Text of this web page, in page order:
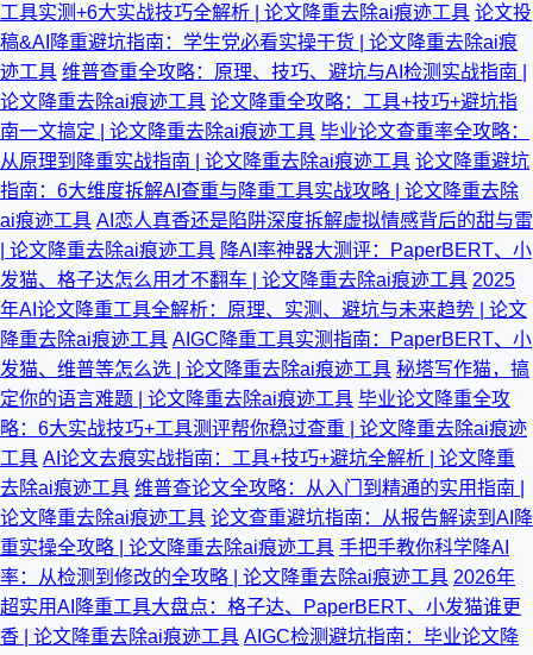
工具实测+6大实战技巧全解析 | 论文降重去除ai痕迹工具 论文投
稿&AI降重避坑指南：学生党必看实操干货 | 论文降重去除ai痕
迹工具 维普查重全攻略：原理、技巧、避坑与AI检测实战指南 |
论文降重去除ai痕迹工具 论文降重全攻略：工具+技巧+避坑指
南一文搞定 | 论文降重去除ai痕迹工具 毕业论文查重率全攻略：
从原理到降重实战指南 | 论文降重去除ai痕迹工具 论文降重避坑
指南：6大维度拆解AI查重与降重工具实战攻略 | 论文降重去除
ai痕迹工具 AI恋人真香还是陷阱深度拆解虚拟情感背后的甜与雷
| 论文降重去除ai痕迹工具 降AI率神器大测评：PaperBERT、小
发猫、格子达怎么用才不翻车 | 论文降重去除ai痕迹工具 2025
年AI论文降重工具全解析：原理、实测、避坑与未来趋势 | 论文
降重去除ai痕迹工具 AIGC降重工具实测指南：PaperBERT、小
发猫、维普等怎么选 | 论文降重去除ai痕迹工具 秘塔写作猫，搞
定你的语言难题 | 论文降重去除ai痕迹工具 毕业论文降重全攻
略：6大实战技巧+工具测评帮你稳过查重 | 论文降重去除ai痕迹
工具 AI论文去痕实战指南：工具+技巧+避坑全解析 | 论文降重
去除ai痕迹工具 维普查论文全攻略：从入门到精通的实用指南 |
论文降重去除ai痕迹工具 论文查重避坑指南：从报告解读到AI降
重实操全攻略 | 论文降重去除ai痕迹工具 手把手教你科学降AI
率：从检测到修改的全攻略 | 论文降重去除ai痕迹工具 2026年
超实用AI降重工具大盘点：格子达、PaperBERT、小发猫谁更
香 | 论文降重去除ai痕迹工具 AIGC检测避坑指南：毕业论文降